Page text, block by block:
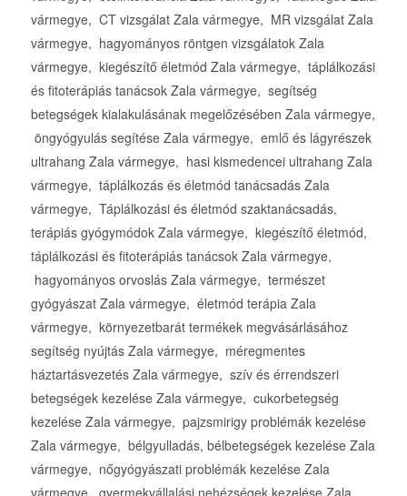
vármegye, CT vizsgálat Zala vármegye, MR vizsgálat Zala
vármegye, hagyományos röntgen vizsgálatok Zala
vármegye, kiegészítő életmód Zala vármegye, táplálkozási
és fitoterápiás tanácsok Zala vármegye, segítség
betegségek kialakulásának megelőzésében Zala vármegye,
öngyógyulás segítése Zala vármegye, emlő és lágyrészek
ultrahang Zala vármegye, hasi kismedencei ultrahang Zala
vármegye, táplálkozás és életmód tanácsadás Zala
vármegye, Táplálkozási és életmód szaktanácsadás,
terápiás gyógymódok Zala vármegye, kiegészítő életmód,
táplálkozási és fitoterápiás tanácsok Zala vármegye,
hagyományos orvoslás Zala vármegye, természet
gyógyászat Zala vármegye, életmód terápia Zala
vármegye, környezetbarát termékek megvásárlásához
segítség nyújtás Zala vármegye, méregmentes
háztartásvezetés Zala vármegye, szív és érrendszeri
betegségek kezelése Zala vármegye, cukorbetegség
kezelése Zala vármegye, pajzsmirigy problémák kezelése
Zala vármegye, bélgyulladás, bélbetegségek kezelése Zala
vármegye, nőgyógyászati problémák kezelése Zala
vármegye, gyermekvállalási nehézségek kezelése Zala